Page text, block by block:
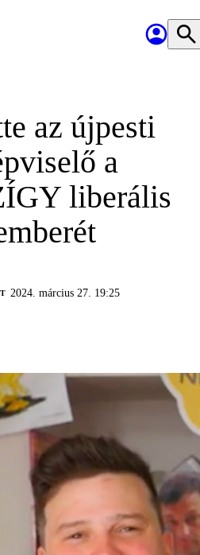
az újpesti
a
liberális
2024. március 27. 19:25